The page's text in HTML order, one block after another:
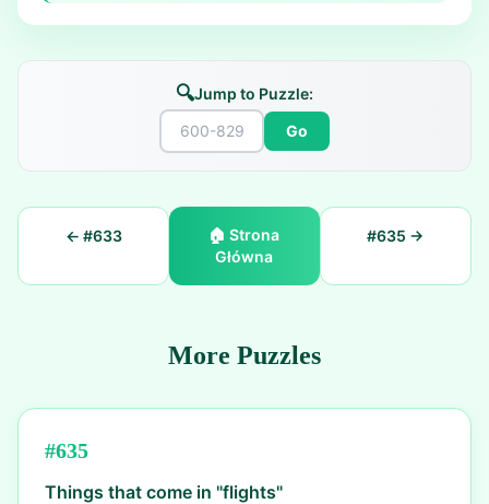
🔍Jump to Puzzle:
Go
← #633 🏠Strona
Główna
#635 →
More Puzzles
#635
Things that come in "flights"